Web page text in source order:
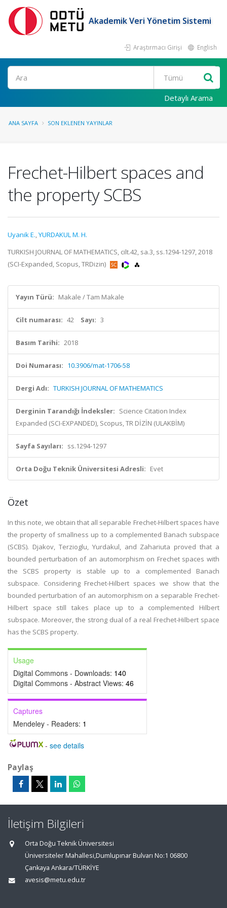
Akademik Veri Yönetim Sistemi
Araştırmacı Girişi English
Ara
Detaylı Arama
ANA SAYFA SON EKLENEN YAYINLAR
Frechet-Hilbert spaces and
the property SCBS
Uyanik E.,YURDAKUL M. H.
TURKISH JOURNAL OF MATHEMATICS, cilt.42, sa.3, ss.1294-1297, 2018
(SCI-Expanded, Scopus, TRDizin)
Yayın Türü: Makale / Tam Makale
Cilt numarası: 42 Sayı: 3
Basım Tarihi: 2018
Doi Numarası: 10.3906/mat-1706-58
Dergi Adı: TURKISH JOURNAL OF MATHEMATICS
Derginin Tarandığı İndeksler: Science Citation Index
Expanded (SCI-EXPANDED), Scopus, TR DİZİN (ULAKBİM)
Sayfa Sayıları: ss.1294-1297
Orta Doğu Teknik Üniversitesi Adresli: Evet
Özet
In this note, we obtain that all separable Frechet-Hilbert spaces have
the property of smallness up to a complemented Banach subspace
(SCBS). Djakov, Terzioglu, Yurdakul, and Zahariuta proved that a
bounded perturbation of an automorphism on Frechet spaces with
the SCBS property is stable up to a complemented Banach
subspace. Considering Frechet-Hilbert spaces we show that the
bounded perturbation of an automorphism on a separable Frechet-
Hilbert space still takes place up to a complemented Hilbert
subspace. Moreover, the strong dual of a real Frechet-Hilbert space
has the SCBS property.
Usage
Digital Commons - Downloads: 140
Digital Commons - Abstract Views: 46
Captures
Mendeley - Readers: 1
- see details
Paylaş
İletişim Bilgileri
Orta Doğu Teknik Üniversitesi
Üniversiteler Mahallesi,Dumlupınar Bulvarı No:1 06800
Çankaya Ankara/TÜRKİYE
avesis@metu.edu.tr